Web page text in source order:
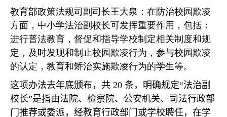
教育部政策法规司副司长王大泉：在防治校园欺凌
方面，中小学法治副校长可发挥重要作用，包括：
进行普法教育，督促和指导学校制定相关制度和规
定，及时发现和制止校园欺凌行为，参与校园欺凌
的认定，教育和矫治实施欺凌行为的学生等。
这项办法去年底颁布，共 20 条，明确规定“法治副
校长”是指由法院、检察院、公安机关、司法行政部
门推荐或委派，经教育行政部门或学校聘任，在学